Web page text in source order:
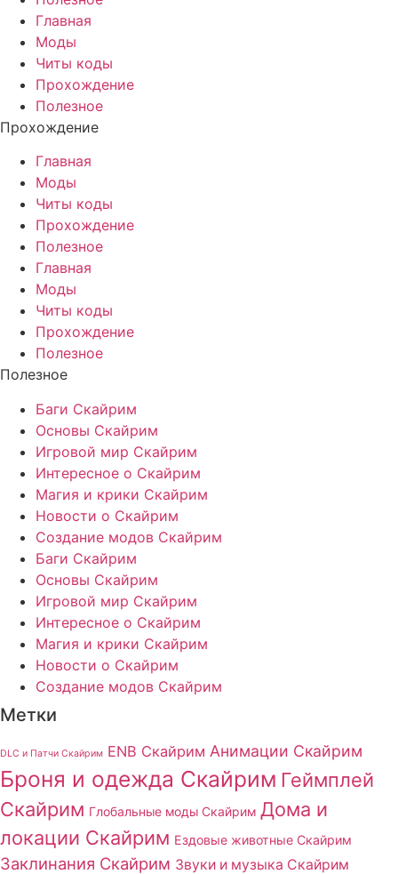
Главная
Моды
Читы коды
Прохождение
Полезное
Прохождение
Главная
Моды
Читы коды
Прохождение
Полезное
Главная
Моды
Читы коды
Прохождение
Полезное
Полезное
Баги Скайрим
Основы Скайрим
Игровой мир Скайрим
Интересное о Скайрим
Магия и крики Скайрим
Новости о Скайрим
Создание модов Скайрим
Баги Скайрим
Основы Скайрим
Игровой мир Скайрим
Интересное о Скайрим
Магия и крики Скайрим
Новости о Скайрим
Создание модов Скайрим
Метки
DLC и Патчи Скайрим ENB Скайрим Анимации Скайрим
Броня и одежда Скайрим Геймплей
Скайрим Глобальные моды Скайрим Дома и
локации Скайрим Ездовые животные Скайрим
Заклинания Скайрим Звуки и музыка Скайрим